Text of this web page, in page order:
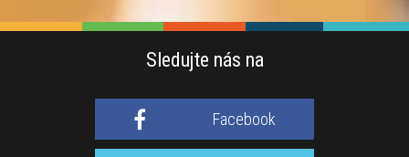
Sledujte nás na
Facebook